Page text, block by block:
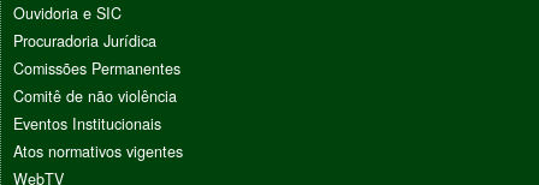
Ouvidoria e SIC
Procuradoria Jurídica
Comissões Permanentes
Comitê de não violência
Eventos Institucionais
Atos normativos vigentes
WebTV